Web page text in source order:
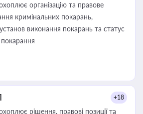
організацію та правове
кримінальних покарань,
установ виконання покарань та статус
покарання
+18
рішення, правові позиції та